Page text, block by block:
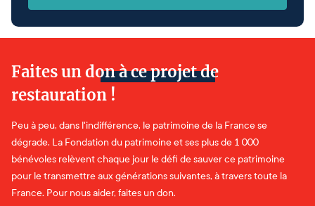
Faites un don à ce projet de
restauration !
Peu à peu, dans l'indifférence, le patrimoine de la France se
dégrade. La Fondation du patrimoine et ses plus de 1 000
bénévoles relèvent chaque jour le défi de sauver ce patrimoine
pour le transmettre aux générations suivantes, à travers toute la
France. Pour nous aider, faites un don.